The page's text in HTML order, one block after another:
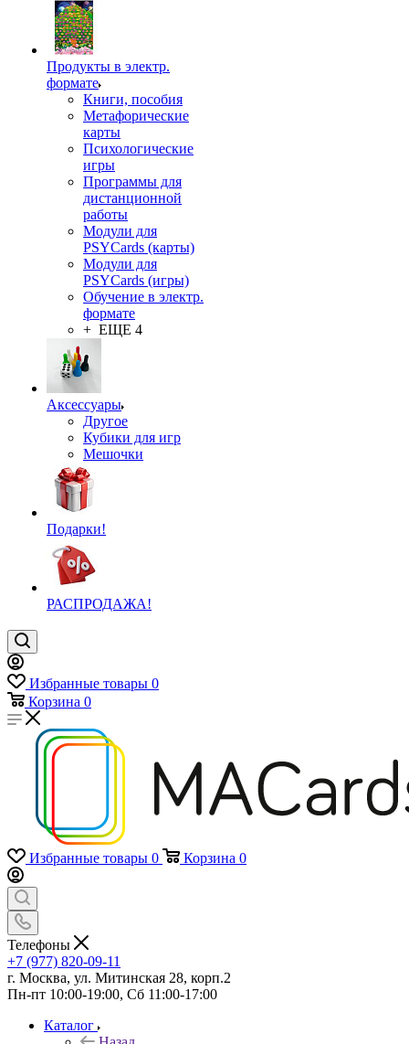
Продукты в электр.
формате
Книги, пособия
Метафорические
карты
Психологические
игры
Программы для
дистанционной
работы
Модули для
PSYCards (карты)
Модули для
PSYCards (игры)
Обучение в электр.
формате
+ ЕЩЕ 4
Аксессуары
Другое
Кубики для игр
Мешочки
Подарки!
РАСПРОДАЖА!
Избранные товары 0
Корзина 0
Избранные товары 0 Корзина 0
Телефоны
+7 (977) 820-09-11
г. Москва, ул. Митинская 28, корп.2
Пн-пт 10:00-19:00, Сб 11:00-17:00
Каталог